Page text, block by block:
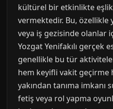
kültürel bir etkinlikte
vermektedir. Bu, özellikle
veya iş gezisinde olanlar
Yozgat Yenifakılı gerçek
genellikle bu tür
hem keyifli vakit geçirme
yakından tanıma imkanı
fetiş veya rol yapma